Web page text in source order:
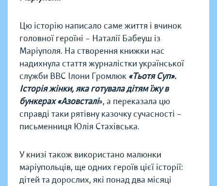
Цю історію написало саме життя і вчинок
головної героїні – Наталії Бабеуш із
Маріуполя. На створення книжки нас
надихнула стаття журналістки української
служби ВВС Ілони Громлюк «Тьотя Суп».
Історія жінки, яка готувала дітям їжу в
бункерах «Азовсталі», а переказала цю
справді таки рятівну казочку сучасності –
письменниця Юлія Стахівська.
У книзі також використано малюнки
маріупольців, ще одних героїв цієї історії:
дітей та дорослих, які понад два місяці